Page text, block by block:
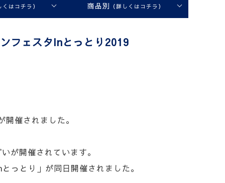
はコチラ） 商品別 （詳しくはコチラ）
フェスタInとっとり2019
催されました。
が開催されています。
っとり」が同日開催されました。